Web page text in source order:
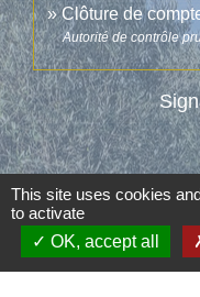
Clôture de
Autorité de contrôle
Contacts
This site uses cookies
to activate
OK, accept all